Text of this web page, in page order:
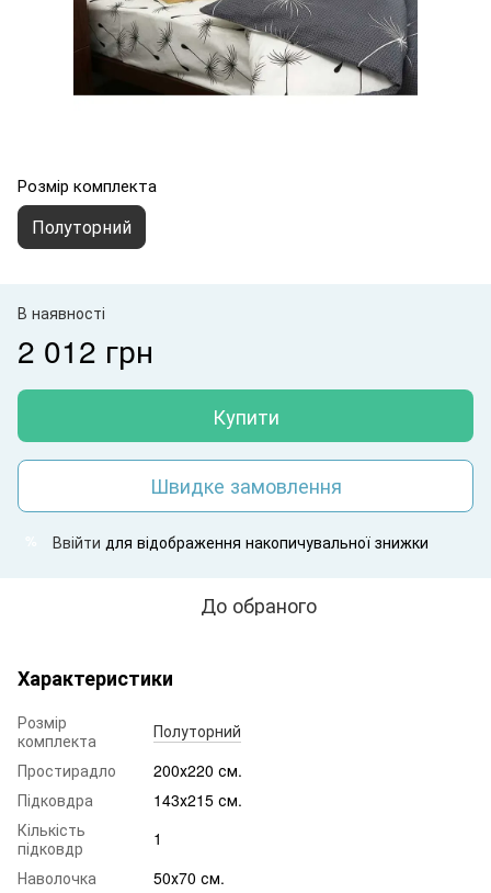
Розмір комплекта
Полуторний
В наявності
2 012 грн
Купити
Швидке замовлення
Ввійти для відображення накопичувальної знижки
До обраного
Характеристики
Розмір
комплекта
Полуторний
Простирадло
200х220 см.
Підковдра
143х215 см.
Кількість
підковдр
1
Наволочка
50х70 см.